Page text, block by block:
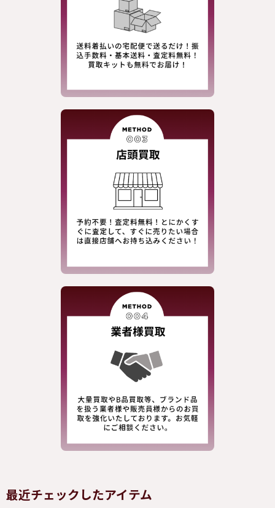
最近チェックしたアイテム